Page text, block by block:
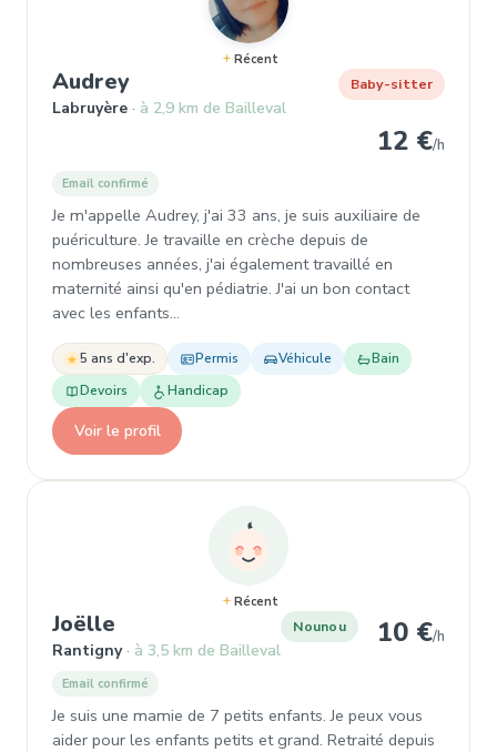
Récent
Audrey, Garde d'enfant à Labruyère
Labruyère à 2,9 km de Bailleval
Baby-sitter
12 €/h
Email confirmé
Je m'appelle Audrey, j'ai 33 ans, je suis auxiliaire de
puériculture. Je travaille en crèche depuis de
nombreuses années, j'ai également travaillé en
maternité ainsi qu'en pédiatrie. J'ai un bon contact
avec les enfants…
5 ans d'exp. Permis Véhicule
Bain
Devoirs
Handicap
Voir le profil
Récent
Joëlle , Garde d'enfant à Rantigny
Rantigny à 3,5 km de Bailleval
Nounou 10 €/h
Email confirmé
Je suis une mamie de 7 petits enfants. Je peux vous
aider pour les enfants petits et grand. Retraité depuis